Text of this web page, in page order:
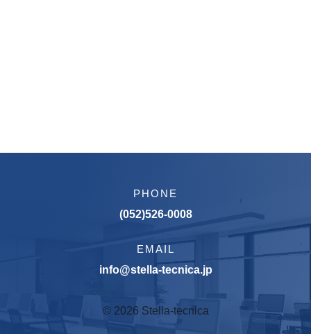
PHONE
(052)526-0008
EMAIL
info@stella-tecnica.jp
© 2026 Stella-tecnica